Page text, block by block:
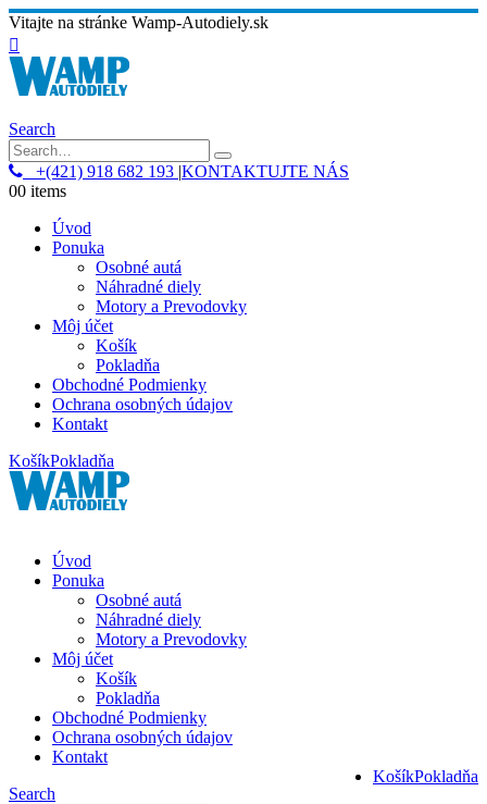
Vitajte na stránke Wamp-Autodiely.sk
Search
+(421) 918 682 193 |KONTAKTUJTE NÁS
00 items
Úvod
Ponuka
Osobné autá
Náhradné diely
Motory a Prevodovky
Môj účet
Košík
Pokladňa
Obchodné Podmienky
Ochrana osobných údajov
Kontakt
KošíkPokladňa
Úvod
Ponuka
Osobné autá
Náhradné diely
Motory a Prevodovky
Môj účet
Košík
Pokladňa
Obchodné Podmienky
Ochrana osobných údajov
Kontakt
KošíkPokladňa
Search